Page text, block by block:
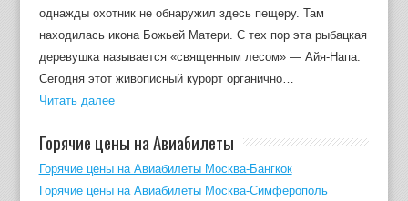
однажды охотник не обнаружил здесь пещеру. Там
находилась икона Божьей Матери. С тех пор эта рыбацкая
деревушка называется «священным лесом» — Айя-Напа.
Сегодня этот живописный курорт органично…
Читать далее
Горячие цены на Авиабилеты
Горячие цены на Авиабилеты Москва-Бангкок
Горячие цены на Авиабилеты Москва-Симферополь